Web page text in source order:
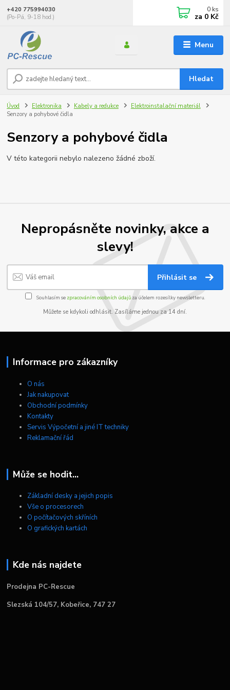
Menu
Hledat
+420 775994030
(Po-Pá, 9-18 hod.)
0 ks
za 0 Kč
Úvod Elektronika Kabely a redukce
Elektroinstalační materiál
Senzory a pohybové čidla
Senzory a pohybové čidla
V této kategorii nebylo nalezeno žádné zboží.
Nepropásněte novinky, akce a
slevy!
Přihlásit se
Souhlasím se zpracováním osobních údajůza účelem rozesílky newsletteru.
Můžete se kdykoli odhlásit. Zasíláme jednou za 14 dní.
Informace pro zákazníky
O nás
Jak nakupovat
Obchodní podmínky
Kontakty
Servis Výpočetní a jiné IT techniky
Reklamační řád
Může se hodit...
Základní desky a jejich popis
Vše o procesorech
O počítačových skříních
O grafických kartách
Kde nás najdete
Prodejna PC-Rescue
Slezská 104/57, Kobeřice, 747 27